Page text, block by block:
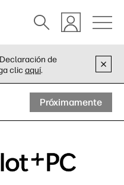
de
clic aquí.
Próximamente